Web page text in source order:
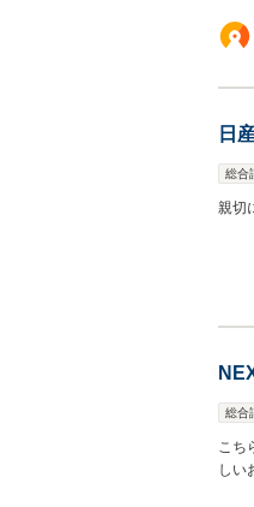
日
総合
親切
総合
こち
しい